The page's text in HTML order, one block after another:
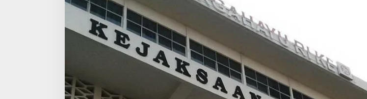
s
u
s
W
a
s
k